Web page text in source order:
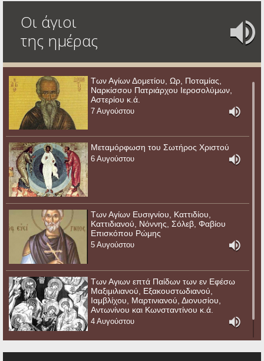
Οι άγιοι
της ημέρας
Των Αγίων Δομετίου, Ωρ, Ποταμίας,
Ναρκίσσου Πατριάρχου Ιεροσολύμων,
Αστερίου κ.ά.
7 Αυγούστου
Μεταμόρφωση του Σωτήρος Χριστού
6 Αυγούστου
Των Αγίων Ευσιγνίου, Καττιδίου,
Καττιδιανού, Νόννης, Σόλεβ, Φαβίου
Επισκόπου Ρώμης
5 Αυγούστου
Των Αγιων επτά Παίδων των εν Εφέσω
Μαξιμιλιανού, Εξακουστωδιανού,
Ιαμβλίχου, Μαρτινιανού, Διονυσίου,
Αντωνίνου και Κωνσταντίνου κ.ά.
4 Αυγούστου